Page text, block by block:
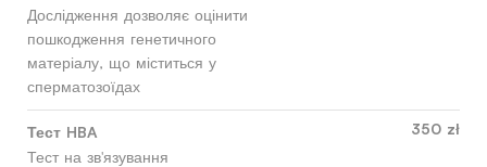
Дослідження дозволяє оцінити
пошкодження генетичного
матеріалу, що міститься у
сперматозоїдах
Тест HBA
Тест на зв'язування
350 zł